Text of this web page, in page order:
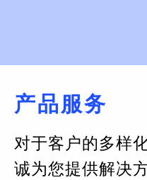
产品服务
对于客户的多样
诚为您提供解决